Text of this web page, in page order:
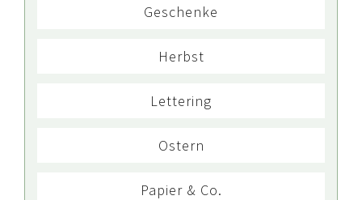
Geschenke
Herbst
Lettering
Ostern
Papier & Co.